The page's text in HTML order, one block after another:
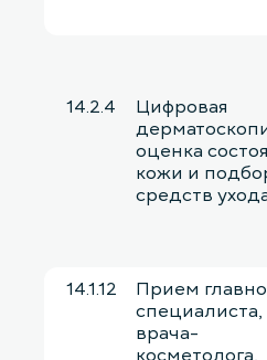
14.2.4
Цифровая
оценка
кожи и
средств
14.1.12
Прием
специалиста,
врача-